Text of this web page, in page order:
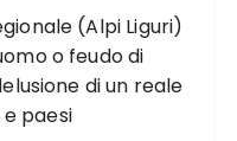
(Alpi Liguri)
o feudo di
di un reale
paesi